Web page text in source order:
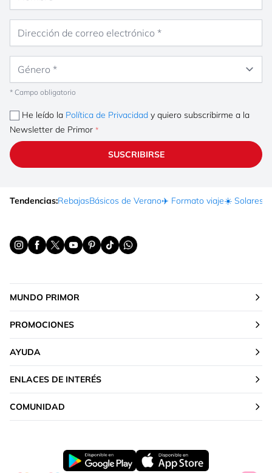
* Campo obligatorio
He leído la Política de Privacidad y quiero subscribirme a la
Newsletter de Primor
SUSCRIBIRSE
Tendencias:RebajasBásicos de Verano✈️ Formato viaje☀️ Solares
MUNDO PRIMOR
PROMOCIONES
AYUDA
ENLACES DE INTERÉS
COMUNIDAD